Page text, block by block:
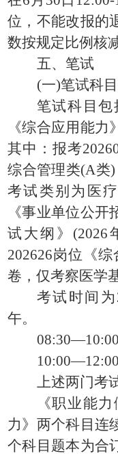
位，不能改报的
数按规定比例核
五、笔试
(一)笔试科
笔试科目包
《综合应用能力
其中：报考
综合管理类(A类)
考试类别为医
《事业单位公
试大纲》(2026
202626岗位《
卷，仅考察医学
考试时间
午。
上述两门考
《职业能
力》两个科目连
个科目题本为合